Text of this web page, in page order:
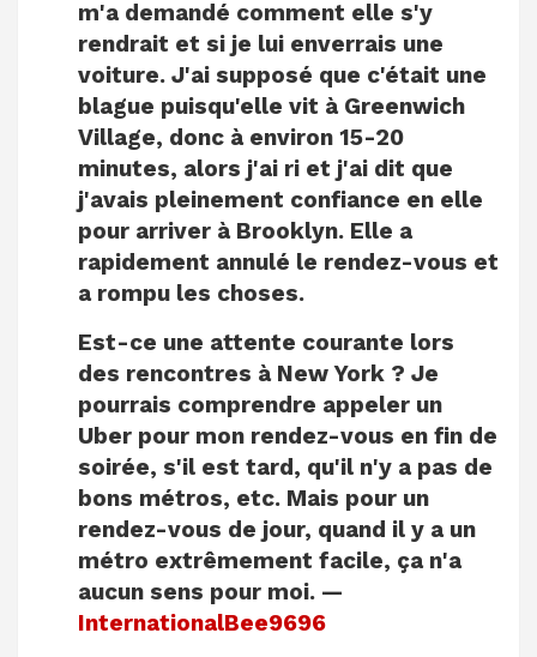
m'a demandé comment elle s'y
rendrait et si je lui enverrais une
voiture. J'ai supposé que c'était une
blague puisqu'elle vit à Greenwich
Village, donc à environ 15-20
minutes, alors j'ai ri et j'ai dit que
j'avais pleinement confiance en elle
pour arriver à Brooklyn. Elle a
rapidement annulé le rendez-vous et
a rompu les choses.
Est-ce une attente courante lors
des rencontres à New York ? Je
pourrais comprendre appeler un
Uber pour mon rendez-vous en fin de
soirée, s'il est tard, qu'il n'y a pas de
bons métros, etc. Mais pour un
rendez-vous de jour, quand il y a un
métro extrêmement facile, ça n'a
aucun sens pour moi. —
InternationalBee9696